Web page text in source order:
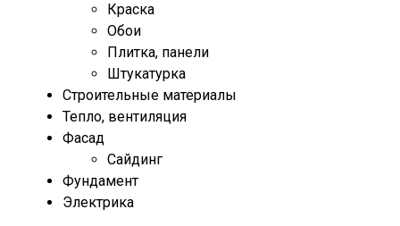
Краска
Обои
Плитка, панели
Штукатурка
Строительные материалы
Тепло, вентиляция
Фасад
Сайдинг
Фундамент
Электрика